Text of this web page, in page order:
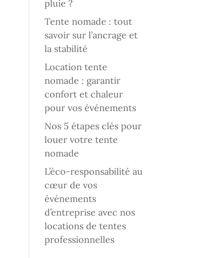
pluie ?
Tente nomade : tout
savoir sur l’ancrage et
la stabilité
Location tente
nomade : garantir
confort et chaleur
pour vos événements
Nos 5 étapes clés pour
louer votre tente
nomade
L’éco-responsabilité au
cœur de vos
événements
d’entreprise avec nos
locations de tentes
professionnelles